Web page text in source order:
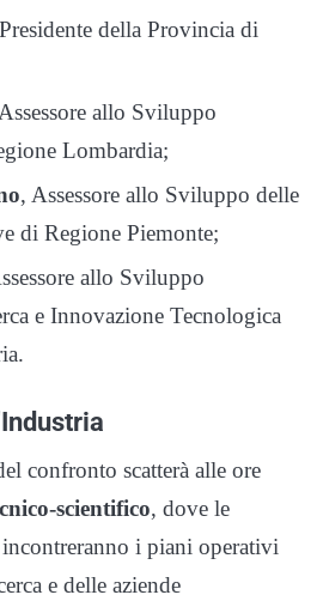
Presidente della Provincia di
Assessore allo Sviluppo
Lombardia;
, Assessore allo Sviluppo delle
di Regione Piemonte;
allo Sviluppo
e Innovazione Tecnologica
confronto scatterà alle ore
scientifico, dove le
i piani operativi
e delle aziende